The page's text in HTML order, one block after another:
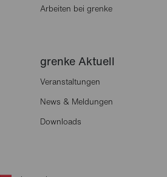
Arbeiten bei grenke
grenke Aktuell
Veranstaltungen
News & Meldungen
Downloads